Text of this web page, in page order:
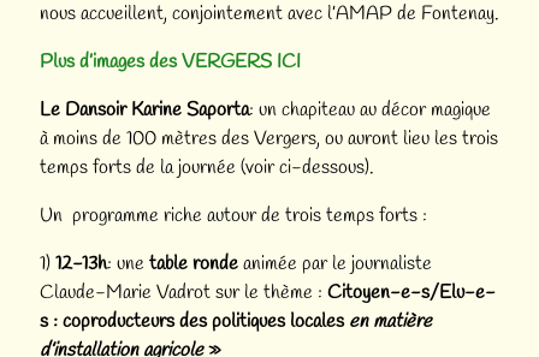
nous accueillent, conjointement avec l’AMAP de Fontenay.
Plus d’images des VERGERS ICI
Le Dansoir Karine Saporta: un chapiteau au décor magique
à moins de 100 mètres des Vergers, ou auront lieu les trois
temps forts de la journée (voir ci-dessous).
Un programme riche autour de trois temps forts :
1)12-13h: une table rondeanimée par le journaliste
Claude-Marie Vadrot sur le thème : Citoyen-e-s/Elu-e-
s : coproducteurs des politiques localesen matière
d’installation agricole»